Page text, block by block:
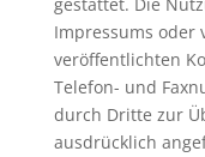
Impressums oder
veröffentlichten
Telefon- und
durch Dritte zur
ausdrücklich